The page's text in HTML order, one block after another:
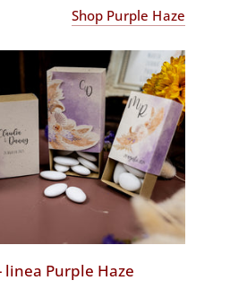
Shop Purple Haze
linea Purple Haze